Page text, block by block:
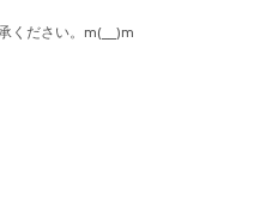
ください。m(__)m